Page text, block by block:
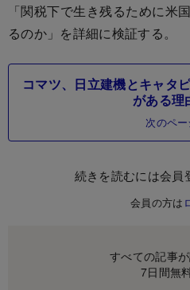
「関税下で生き残るために米
るのか」を詳細に検証する。
コマツ、日立建機とキャタ
がある理
次のペー
続きを読むには会員
会員の方は
すべての記事
7日間無